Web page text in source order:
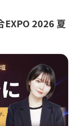
EXPO 2026 夏